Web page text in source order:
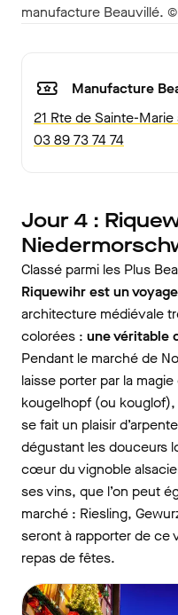
manufacture Beauvillé.
Manufacture
21 Rte de Sainte-
03 89 73 74 74
Jour 4 :
Classé parmi les Plus
Riquewihr est un
architecture médiévale
colorées : une véritable
Pendant le marché de
laisse porter par la
kougelhopf (ou
se fait un plaisir
dégustant les douceurs
cœur du vignoble
ses vins, que l’on peut
marché : Riesling,
seront à rapporter de ce
repas de fêtes.